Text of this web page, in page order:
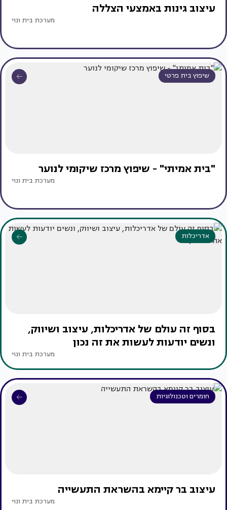
עיצוב גינות באמצעי הצללה
מערכת בית ונוי
שיפוץ בית פרטי
"בית אמיתי" - שיפוץ מרכז שיקומי לנוער
מערכת בית ונוי
אדריכלות
בסוף זה עולם של אדריכלות, עיצוב ושיווק,
ונשים יודעות לעשות את זה נכון
מערכת בית ונוי
חומרים וטכנולוגיות
עיצוב בר קיימא בהשראת התעשייה
מערכת בית ונוי